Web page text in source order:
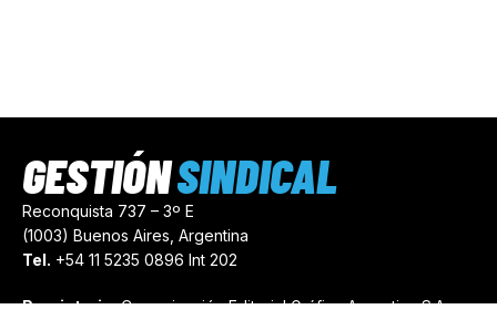
Reconquista 737 – 3º E
(1003) Buenos Aires, Argentina
Tel. +54 11 5235 0896 Int 202
Propietario:Comunicación Editorial Gráfica Argentina S.A.
GESTIÓNSINDICAL